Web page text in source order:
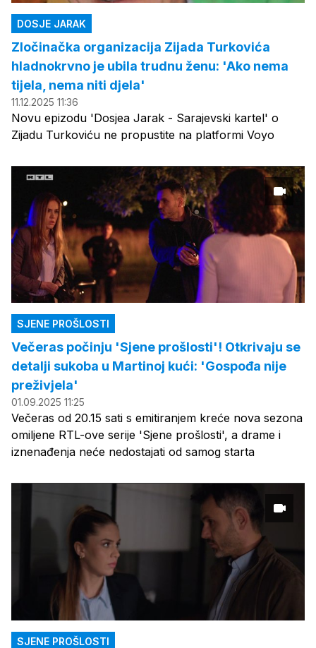
DOSJE JARAK
Zločinačka organizacija Zijada Turkovića
hladnokrvno je ubila trudnu ženu: 'Ako nema
tijela, nema niti djela'
11.12.2025 11:36
Novu epizodu 'Dosjea Jarak - Sarajevski kartel' o
Zijadu Turkoviću ne propustite na platformi Voyo
SJENE PROŠLOSTI
Večeras počinju 'Sjene prošlosti'! Otkrivaju se
detalji sukoba u Martinoj kući: 'Gospođa nije
preživjela'
01.09.2025 11:25
Večeras od 20.15 sati s emitiranjem kreće nova sezona
omiljene RTL-ove serije 'Sjene prošlosti', a drame i
iznenađenja neće nedostajati od samog starta
SJENE PROŠLOSTI